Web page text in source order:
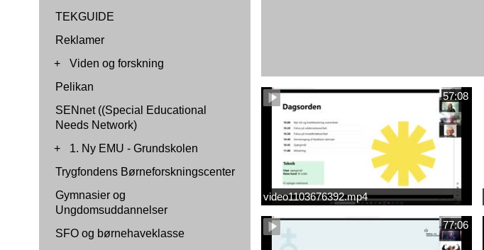
TEKGUIDE
Reklamer
+
Viden og forskning
Pelikan
SENnet ((Special Educational
Needs Network)
+
1. Ny EMU - Grundskolen
Trygfondens Børneforskningscenter
Gymnasier og
Ungdomsuddannelser
SFO og børnehaveklasse
57:08
video1103676392.mp4
77:06